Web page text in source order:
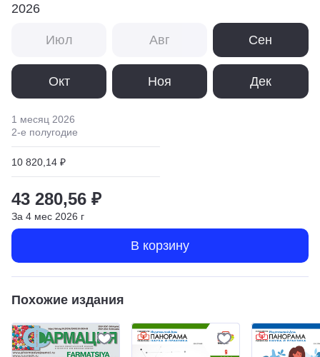
2026
Июл Авг Сен
Окт Ноя Дек
1 месяц 2026
2-е полугодие
10 820,14 ₽
43 280,56 ₽
За 4 мес 2026 г
В корзину
Похожие издания